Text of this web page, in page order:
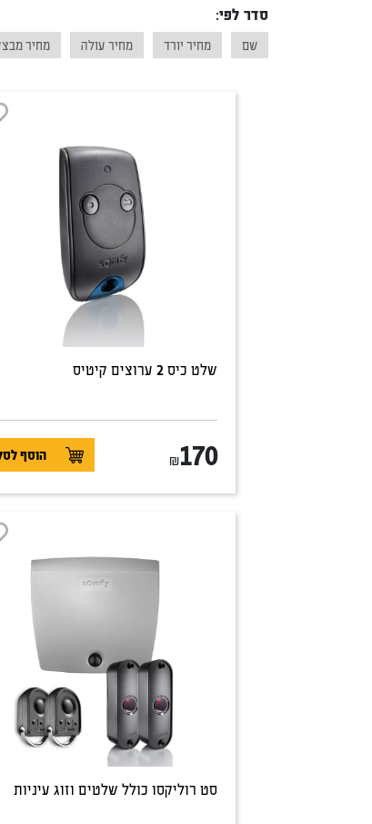
סדר לפי:
שם מחיר יורד מחיר עולה מחיר
שלט כיס 2 ערוצים קיטיס
₪170 הוסף
סט רוליקסו כולל שלטים וזוג עיניות